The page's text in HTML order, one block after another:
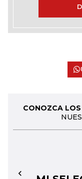
CONOZCA LOS
←